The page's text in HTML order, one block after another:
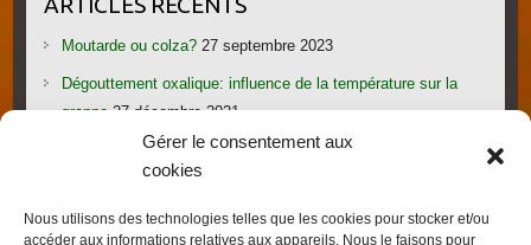
Gérer le consentement aux
cookies
Nous utilisons des technologies telles que les cookies pour stocker et/ou
accéder aux informations relatives aux appareils. Nous le faisons pour
Moutarde ou colza? 27 septembre 2023
Dégouttement oxalique: influence de la température sur la
grappe 27 décembre 2021
Le candi provoque l’essaimage: vraiment?
Les villages provençaux du Pays de Fayence 19 septembre